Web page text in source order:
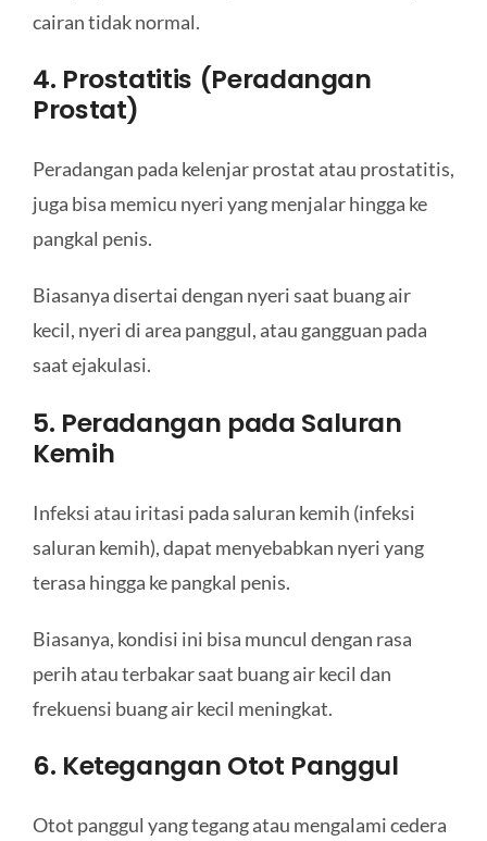
cairan tidak normal.
4. Prostatitis (Peradangan
Prostat)
Peradangan pada kelenjar prostat atau prostatitis,
juga bisa memicu nyeri yang menjalar hingga ke
pangkal penis.
Biasanya disertai dengan nyeri saat buang air
kecil, nyeri di area panggul, atau gangguan pada
saat ejakulasi.
5. Peradangan pada Saluran
Kemih
Infeksi atau iritasi pada saluran kemih (infeksi
saluran kemih), dapat menyebabkan nyeri yang
terasa hingga ke pangkal penis.
Biasanya, kondisi ini bisa muncul dengan rasa
perih atau terbakar saat buang air kecil dan
frekuensi buang air kecil meningkat.
6. Ketegangan Otot Panggul
Otot panggul yang tegang atau mengalami cedera